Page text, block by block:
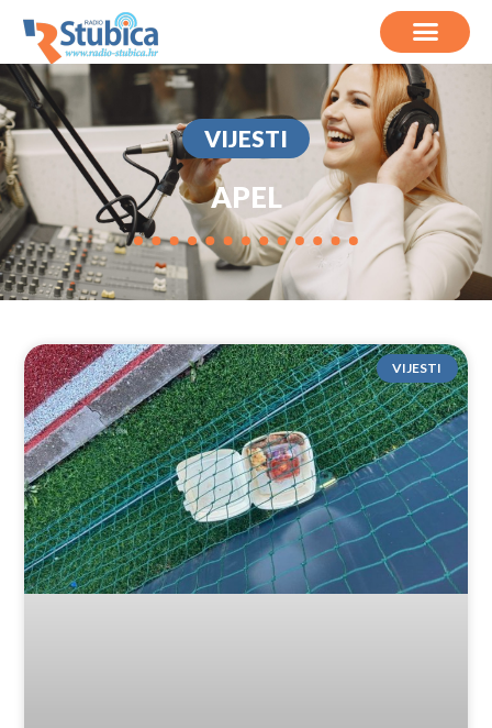
VIJESTI
APEL
VIJESTI